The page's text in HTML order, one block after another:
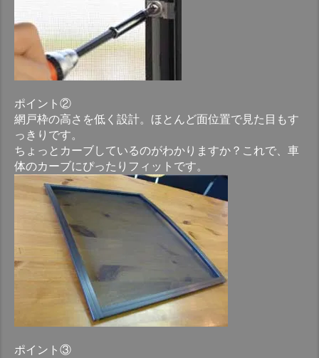
ポイント②
網戸枠の高さを低く設計。ほとんど面位置で見た目もす
っきりです。
ちょっとカーブしているのがわかりますか？これで、車
体のカーブにぴったりフィットです。
ポイント③